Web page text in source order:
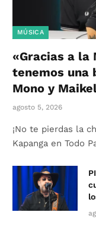
MÚSICA
«Gracias a la
tenemos una
Mono y
agosto 5, 2026
¡No te pierdas la
Kapanga en Todo